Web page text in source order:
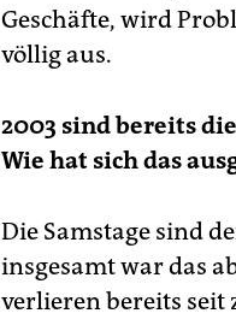
Geschäfte, wird
völlig aus.
2003 sind bereits
Wie hat sich das
Die Samstage sind
insgesamt war das
verlieren bereits seit